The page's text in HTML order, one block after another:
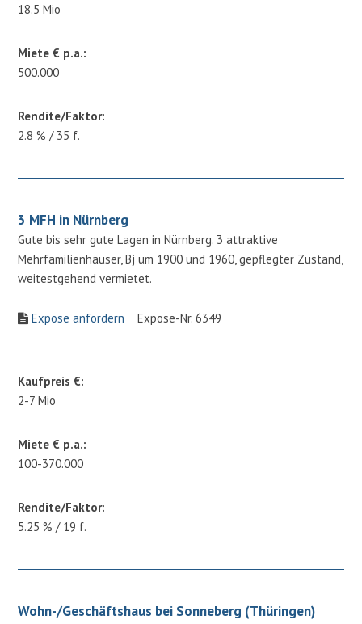
18.5 Mio
Miete € p.a.:
500.000
Rendite/Faktor:
2.8 % / 35 f.
3 MFH in Nürnberg
Gute bis sehr gute Lagen in Nürnberg. 3 attraktive
Mehrfamilienhäuser, Bj um 1900 und 1960, gepflegter Zustand,
weitestgehend vermietet.
Expose anfordern Expose-Nr. 6349
Kaufpreis €:
2-7 Mio
Miete € p.a.:
100-370.000
Rendite/Faktor:
5.25 % / 19 f.
Wohn-/Geschäftshaus bei Sonneberg (Thüringen)